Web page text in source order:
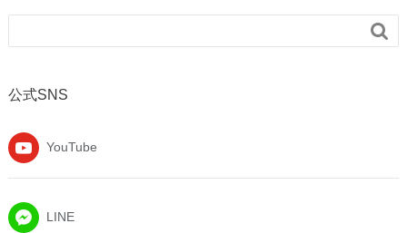

公式SNS
YouTube
LINE